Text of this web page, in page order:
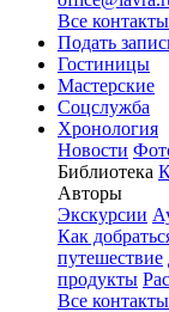
Все контакты
Подать
Гостиницы
Мастерские
Соцслужба
Хронология
Новости
Библиотека
Авторы
Экскурсии
Как
путешествие
продукты
Все контакты